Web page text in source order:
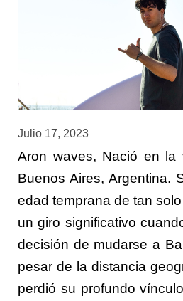
Julio 17, 2023
Aron waves, Nació en la
Buenos Aires, Argentina.
edad temprana de tan
un giro significativo
decisión de mudarse a
pesar de la distancia
perdió su profundo